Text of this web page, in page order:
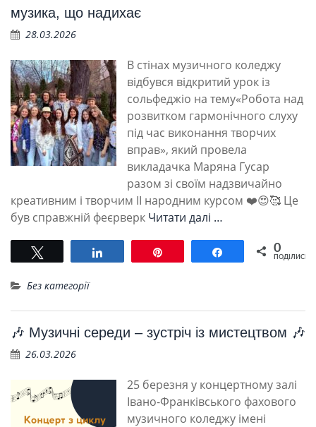
музика, що надихає
28.03.2026
В стінах музичного коледжу
відбувся відкритий урок із
сольфеджіо на тему«Робота над
розвитком гармонічного слуху
під час виконання творчих
вправ», який провела
викладачка Маряна Гусар
разом зі своїм надзвичайно
креативним і творчим ІІ народним курсом ❤️😍🥰 Це
був справжній феєрверк Читати далі …
Поділитися Поділитися
0
ПОДІЛИСЬ
Без категорії
🎶 Музичні середи – зустріч із мистецтвом 🎶
26.03.2026
25 березня у концертному залі
Івано-Франківського фахового
музичного коледжу імені